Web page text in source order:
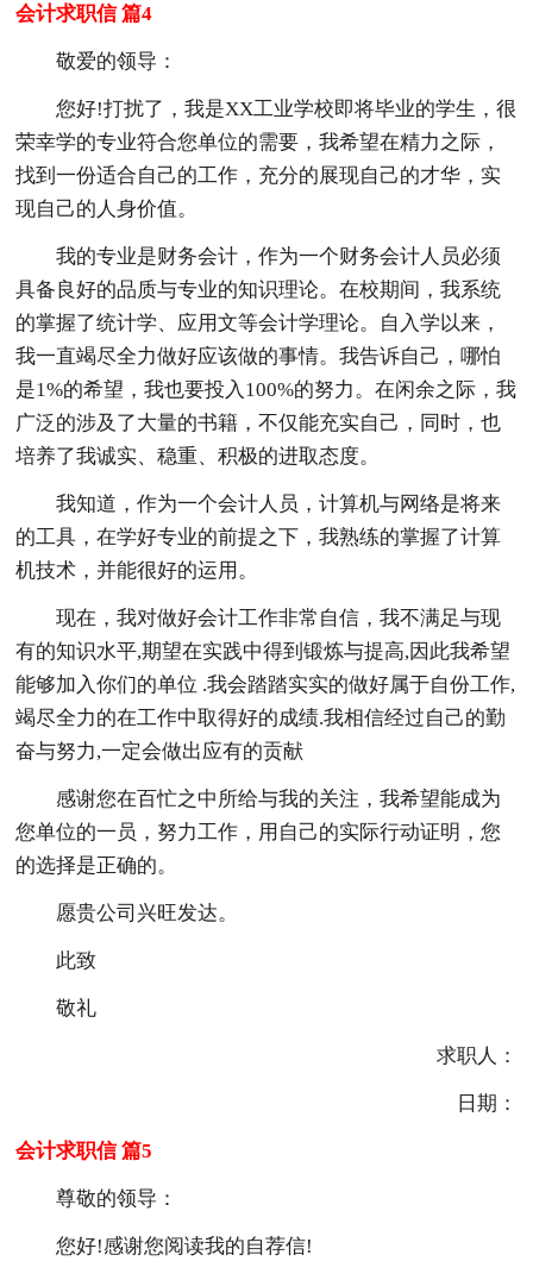
会计求职信 篇4
敬爱的领导：
您好!打扰了，我是XX工业学校即将毕业的学生，很
荣幸学的专业符合您单位的需要，我希望在精力之际，
找到一份适合自己的工作，充分的展现自己的才华，实
现自己的人身价值。
我的专业是财务会计，作为一个财务会计人员必须
具备良好的品质与专业的知识理论。在校期间，我系统
的掌握了统计学、应用文等会计学理论。自入学以来，
我一直竭尽全力做好应该做的事情。我告诉自己，哪怕
是1%的希望，我也要投入100%的努力。在闲余之际，我
广泛的涉及了大量的书籍，不仅能充实自己，同时，也
培养了我诚实、稳重、积极的进取态度。
我知道，作为一个会计人员，计算机与网络是将来
的工具，在学好专业的前提之下，我熟练的掌握了计算
机技术，并能很好的运用。
现在，我对做好会计工作非常自信，我不满足与现
有的知识水平,期望在实践中得到锻炼与提高,因此我希望
能够加入你们的单位 .我会踏踏实实的做好属于自份工作,
竭尽全力的在工作中取得好的成绩.我相信经过自己的勤
奋与努力,一定会做出应有的贡献
感谢您在百忙之中所给与我的关注，我希望能成为
您单位的一员，努力工作，用自己的实际行动证明，您
的选择是正确的。
愿贵公司兴旺发达。
此致
敬礼
求职人：
日期：
会计求职信 篇5
尊敬的领导：
您好!感谢您阅读我的自荐信!